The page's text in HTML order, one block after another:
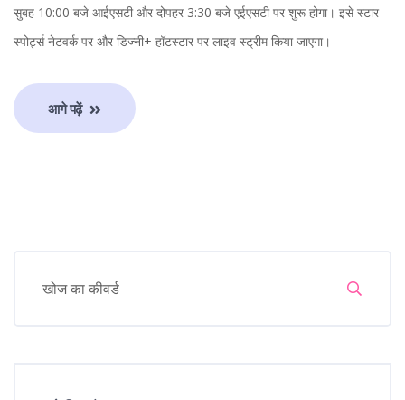
सुबह 10:00 बजे आईएसटी और दोपहर 3:30 बजे एईएसटी पर शुरू होगा। इसे स्टार
स्पोर्ट्स नेटवर्क पर और डिज्नी+ हॉटस्टार पर लाइव स्ट्रीम किया जाएगा।
आगे पढ़ें